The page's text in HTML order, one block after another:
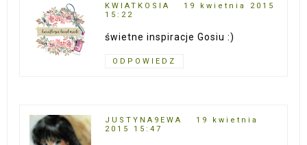
KWIATKOSIA
19 kwietnia 2015
15:22
świetne inspiracje Gosiu :)
ODPOWIEDZ
JUSTYNA9EWA
19 kwietnia
2015 15:47